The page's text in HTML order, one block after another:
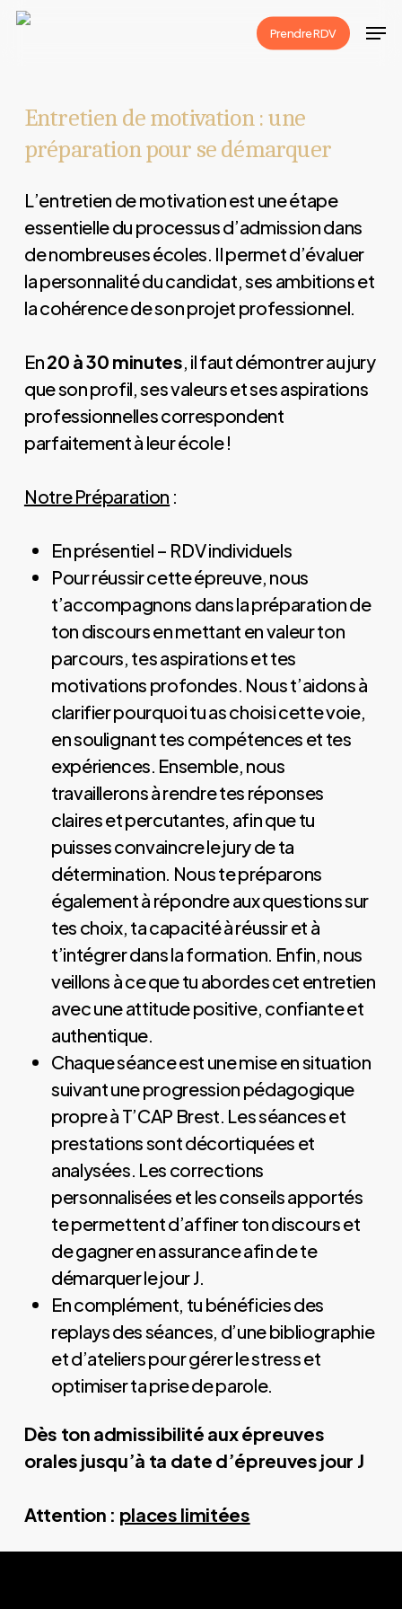
Skip
Prendre RDV
Entretien de motivation : une
préparation pour se démarquer
L’entretien de motivation est une étape
essentielle du processus d’admission dans
de nombreuses écoles. Il permet d’évaluer
la personnalité du candidat, ses ambitions et
la cohérence de son projet professionnel.
En20 à 30 minutes, il faut démontrer au jury
que son profil, ses valeurs et ses aspirations
professionnelles correspondent
parfaitement à leur école !
Notre Préparation :
En présentiel – RDV individuels
Pour réussir cette épreuve, nous
t’accompagnons dans la préparation de
ton discours en mettant en valeur ton
parcours, tes aspirations et tes
motivations profondes. Nous t’aidons à
clarifier pourquoi tu as choisi cette voie,
en soulignant tes compétences et tes
expériences. Ensemble, nous
travaillerons à rendre tes réponses
claires et percutantes, afin que tu
puisses convaincre le jury de ta
détermination. Nous te préparons
également à répondre aux questions sur
tes choix, ta capacité à réussir et à
t’intégrer dans la formation. Enfin, nous
veillons à ce que tu abordes cet entretien
avec une attitude positive, confiante et
authentique.
Chaque séance est une mise en situation
suivant une progression pédagogique
propre à T’CAP Brest. Les séances et
prestations sont décortiquées et
analysées. Les corrections
personnalisées et les conseils apportés
te permettent d’affiner ton discours et
de gagner en assurance afin de te
démarquer le jour J.
En complément, tu bénéficies des
replays des séances, d’une bibliographie
et d’ateliers pour gérer le stress et
optimiser ta prise de parole.
Dès ton admissibilité aux épreuves
orales jusqu’à ta date d’épreuves jour J
Attention : places limitées